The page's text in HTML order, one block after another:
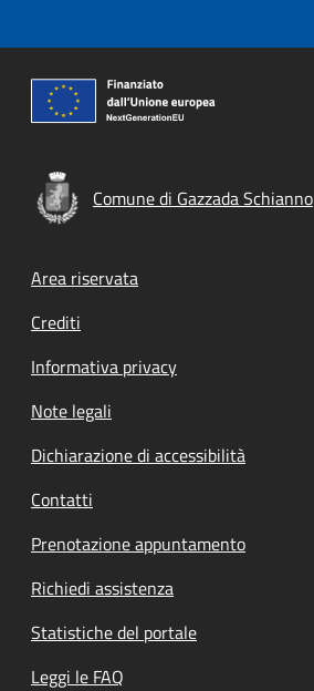
Comune di Gazzada Schianno
Footer menu
Area riservata
Crediti
Informativa privacy
Note legali
Dichiarazione di accessibilità
Contatti
Prenotazione appuntamento
Richiedi assistenza
Statistiche del portale
Leggi le FAQ